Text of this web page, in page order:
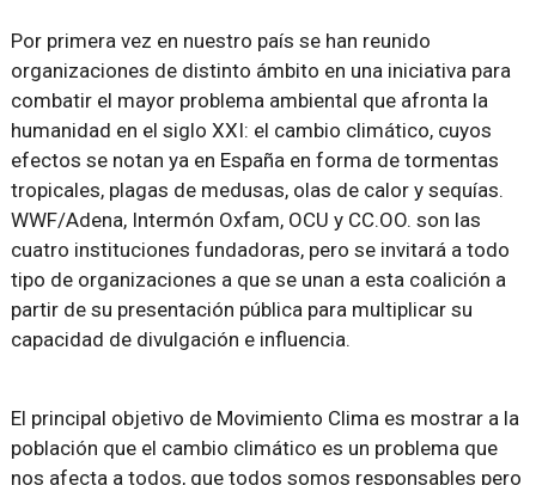
Por primera vez en nuestro país se han reunido
organizaciones de distinto ámbito en una iniciativa para
combatir el mayor problema ambiental que afronta la
humanidad en el siglo XXI: el cambio climático, cuyos
efectos se notan ya en España en forma de tormentas
tropicales, plagas de medusas, olas de calor y sequías.
WWF/Adena, Intermón Oxfam, OCU y CC.OO. son las
cuatro instituciones fundadoras, pero se invitará a todo
tipo de organizaciones a que se unan a esta coalición a
partir de su presentación pública para multiplicar su
capacidad de divulgación e influencia.
El principal objetivo de Movimiento Clima es mostrar a la
población que el cambio climático es un problema que
nos afecta a todos, que todos somos responsables pero